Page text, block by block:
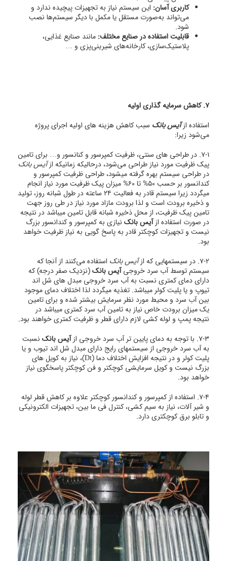
کاربری آسان: این سیستم نیاز به تجهیزات پیچیده ندارد و
می‌تواند به‌صورت مستقل یا مکمل با دیگر سیستم‌ها نصب
شود.
قابلیت استفاده در صنایع مختلف: مانند صنایع غذایی،
پلاستیک‌سازی، کارخانه‌های شیرینی‌پزی و …
7. کاهش سرمایه گذاری اولیه
استفاده ازآیس بانک سبب کاهش هزینه های اولیه اجرای پروژه
می‌شود زیرا:
7-1. در طراحی های سنتی، ظرفیت کمپرسور و کنانسور و… برای تامین
پیک ظرفیت مورد نیاز طراحی می‌شود، درحالیکه زمانیکه ازآیس بانک
در طراحی سیستم بهره گرفته میشود، طراحی ظرفیت کمپرسور و
کندانسور بر حسب ۵۰% تا ۶۰% میزان پیک ظرفیت مورد نیاز انجام
میگردد زیرا سیستم قادر به فعالیت ۲۴ ساعته در طول شبانه روز، تولید
و ذخیره برودت است و لذا برودت مازاد مورد نیاز در طی روز جهت
تامین پیک ظرفیت، از محل ذخیره شبانه قابل تامین میباشد در نتیجه
در صورت استفاده ازآیس بانک نیازی به کمپرسور و کندانسور بزرگ
نیست و تجهیزات کوچکتر قادر به پاسخ گویی به نیاز ظرفیت خواهد
بود.
7-2. در سیستمهایی که از
آیس بانک استفاده می‌کنند از آنجا که
سیستم توسط آب سرد خروجیآیس بانک(نزدیک صفر درجه) که
دارای دمای کمتری نسبت به آب سرد خروجی مبدل های شل اند
تیوپ و یا پلیت کولر میباشد. تغذیه میگردد لذا اختلاف دمای موجود
بین آب سرد و محیط مورد نظر سرمایش بیشتر شده و برای تامین
یک میزان برودت خاص نیاز به تامین آب سرد کمتری میباشد در
نتیجه پمپ و لوله کشی لازم دارای قطر و ظرفیت کمتری خواهند بود.
7-3. با توجه به دمای پایین تر آب سرد خروجی از
آیس بانک نسبت
به آب سرد خروجی از سیستمهای رایج دارای مبدل شل اند تیوب و یا
پلیت کولر و در نتیجه افزایش اختلاف دما (Dt)، نیاز به کویل های
بزرگ نیست و کویل سرمایشی کوچکتر و فن کوچکتر پاسخگوی نیاز
خواهد بود.
7-4. استفاده از کمپرسور و کندانسور کوچکتر علاوه بر کاهش قطر لوله
و شیر آلات، نیاز به سیم کشی، کنترل فی ما بین، تجهیزات الکترونیکی
و تابلو برق کوچکتری دارد.